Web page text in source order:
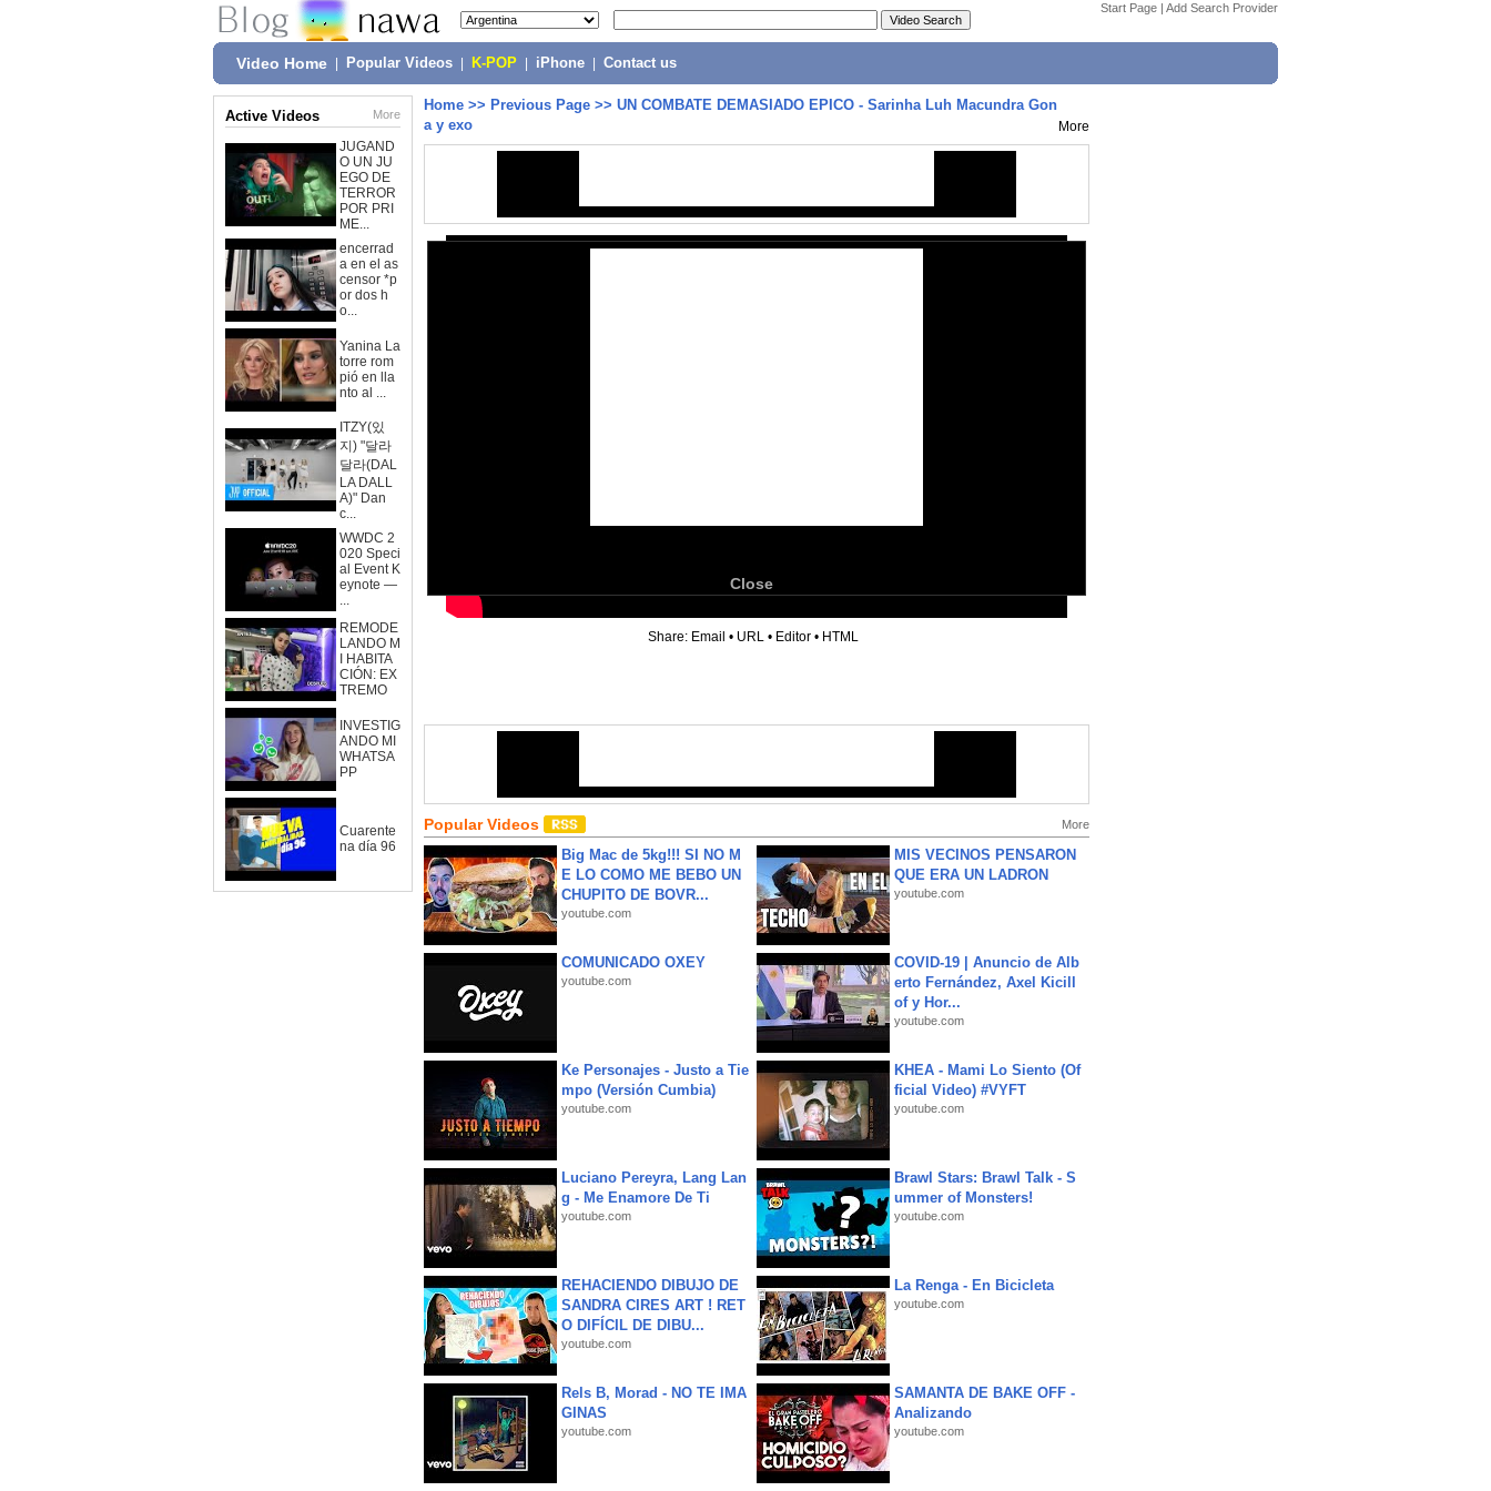
Start Page | Add Search Provider
Video Home Popular Videos K-POP iPhone Contact us
Active Videos More
JUGAND
O UN JU
EGO DE
TERROR
POR PRI
ME...
encerrad
a en el as
censor *p
or dos h
o...
Yanina La
torre rom
pió en lla
nto al ...
ITZY(있
지) "달라
달라(DAL
LA DALL
A)" Dan
c...
WWDC 2
020 Speci
al Event K
eynote —
...
REMODE
LANDO M
I HABITA
CIÓN: EX
TREMO
INVESTIG
ANDO MI
WHATSA
PP
Cuarente
na día 96
Home >> Previous Page >> UN COMBATE DEMASIADO EPICO - Sarinha Luh Macundra Gon
a y exo
More
Close
Share: Email • URL • Editor • HTML
Popular Videos More
Big Mac de 5kg!!! SI NO M
E LO COMO ME BEBO UN
CHUPITO DE BOVR...
youtube.com
MIS VECINOS PENSARON
QUE ERA UN LADRON
youtube.com
COMUNICADO OXEY
youtube.com
COVID-19 | Anuncio de Alb
erto Fernández, Axel Kicill
of y Hor...
youtube.com
Ke Personajes - Justo a Tie
mpo (Versión Cumbia)
youtube.com
KHEA - Mami Lo Siento (Of
ficial Video) #VYFT
youtube.com
Luciano Pereyra, Lang Lan
g - Me Enamore De Ti
youtube.com
Brawl Stars: Brawl Talk - S
ummer of Monsters!
youtube.com
REHACIENDO DIBUJO DE
SANDRA CIRES ART ! RET
O DIFÍCIL DE DIBU...
youtube.com
La Renga - En Bicicleta
youtube.com
Rels B, Morad - NO TE IMA
GINAS
youtube.com
SAMANTA DE BAKE OFF -
Analizando
youtube.com